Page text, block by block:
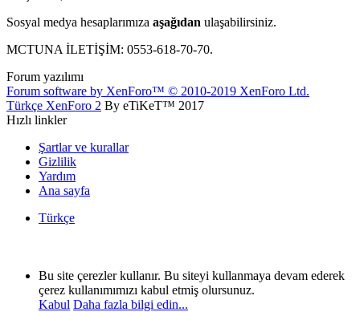
Sosyal medya hesaplarımıza aşağıdan ulaşabilirsiniz.
MCTUNA İLETİŞİM: 0553-618-70-70.
Forum yazılımı
Forum software by XenForo™ © 2010-2019 XenForo Ltd.
Türkçe XenForo 2 By eTiKeT™ 2017
Hızlı linkler
Şartlar ve kurallar
Gizlilik
Yardım
Ana sayfa
Türkçe
Bu site çerezler kullanır. Bu siteyi kullanmaya devam ederek
çerez kullanımımızı kabul etmiş olursunuz.
Kabul Daha fazla bilgi edin...